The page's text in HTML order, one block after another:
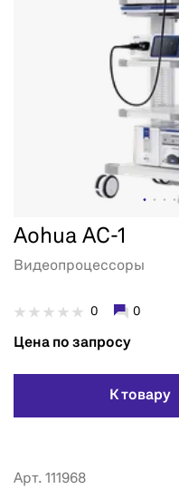
Aohua AC-1
Видеопроцессоры
0 0
Цена по запросу
К товару
Арт. 111968